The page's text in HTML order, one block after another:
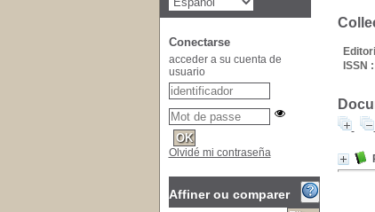
ISSN :
Conectarse
acceder a su cuenta de
usuario
Olvidé mi contraseña
Affiner ou comparer